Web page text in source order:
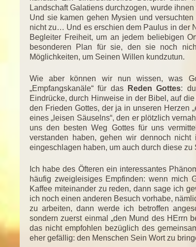
Landschaft Galatiens durchzogen, wurde
Und sie kamen gehen Mysien und
nicht zu… Und es erschien dem Paulus in der
Begleiter Freiheit, um an jedem beliebigen
besonderen Plan für sie, den sie noch
Möglichkeiten, um Seinen Willen kundzutun.
Wie aber können wir nun wissen, was
„Empfangskanäle“ für das
Reden Gottes:
Eindrücke, durch Hinweise in der Bibel, auf
den Frieden Gottes, der ja in unseren Herzen
eines „leisen Säuselns“, den er plötzlich
uns den besten Weg Gottes für uns
verstanden haben, gehen wir dennoch
eingeschlagen haben, um auch durch diese
Ich habe des Öfteren ein interessantes
häufig zweigleisiges Empfinden: wenn mich
Kaffee miteinander zu reden, dann sage ich
ich noch einen anderen Besuch vorhabe,
zu arbeiten, dann werde ich betroffen
sondern zuerst einmal „den Mund des HErrn
das nicht empfohlen bezüglich des
eher gefällig: den Menschen Sein Wort zu